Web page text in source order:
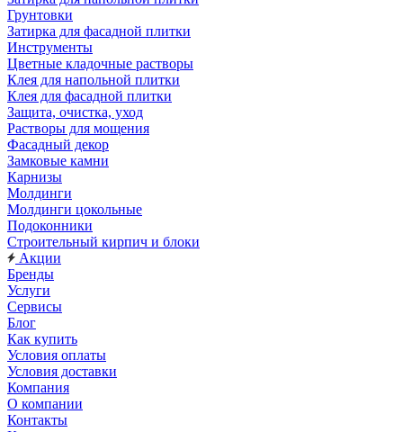
Грунтовки
Затирка для фасадной плитки
Инструменты
Цветные кладочные растворы
Клея для напольной плитки
Клея для фасадной плитки
Защита, очистка, уход
Растворы для мощения
Фасадный декор
Замковые камни
Карнизы
Молдинги
Молдинги цокольные
Подоконники
Строительный кирпич и блоки
Акции
Бренды
Услуги
Сервисы
Блог
Как купить
Условия оплаты
Условия доставки
Компания
О компании
Контакты